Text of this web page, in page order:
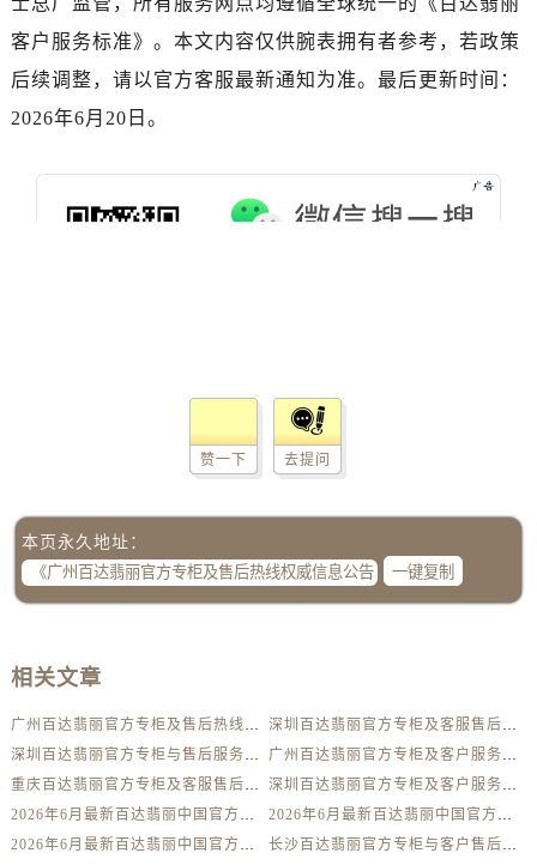
广东省阳江市江城区东风一路售后服务中心（需提前预约）
广东省云浮市云城区金山路售后服务中心（需提前预约）
广东省湛江市赤坎区观海北路售后服务中心（需提前预约）
广西壮族自治区北海市海城区北京路售后服务中心（需提前预约）
广西壮族自治区梧州市万秀区龙湖镇高旺路售后服务中心（需提前预约）
海南省三亚市吉阳区迎宾路售后服务中心（需提前预约）
海南省万宁市万城镇解放路售后服务中心（需提前预约）
海南省文昌市文城镇教育东路售后服务中心（需提前预约）
海南省五指山市通什镇三月三大道售后服务中心（需提前预约）
香港特别行政区尖沙咀区油尖旺区广东道售后服务中心（需提前预约）
客户服务标准》。本文内容仅供腕表拥有者参考，若政策
后续调整，请以官方客服最新通知为准。最后更新时间：
2026年6月20日。
赞一下 去提问
本页永久地址：
一键复制
相关文章
广州百达翡丽官方专柜及售后热线权威信息公告（2026年6月最新）
深圳百达翡丽官方专柜及客服售后热线权威信息公告（2026年6月最新）
深圳百达翡丽官方专柜与售后服务热线权威信息公告（2026年6月最新）
广州百达翡丽官方专柜及客户服务售后电话权威信息公告（2026年6月最新）
重庆百达翡丽官方专柜及客服售后电话权威信息公告（2026年6月最新）
深圳百达翡丽官方专柜及客户服务售后热线权威信息公告（2026年6月最新）
2026年6月最新百达翡丽中国官方专柜及售后电话权威信息通告
2026年6月最新百达翡丽中国官方专柜和客户服务售后电话权威信息声明
2026年6月最新百达翡丽中国官方专柜及客服售后服务电话权威信息通知
长沙百达翡丽官方专柜与客户售后热线权威信息公告（2026年6月最新）